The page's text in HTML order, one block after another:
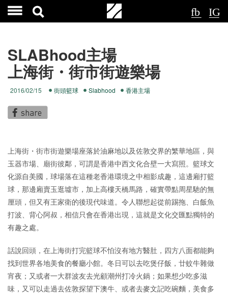
SLABhood主場
上海街・街市街遊樂場
2016/02/15 街頭籃球 Slabhood 香港主場
上海街・街市街遊樂場座落於油麻地以及佐敦交界的繁華地區，與
玉器市場、廟街彼鄰，可謂是香港中西文化合壁一大寫照。籃球文
化源自美國，球場落在這種老香港環境之中相影成趣，這邊廂打籃
球，那邊廂賣玉逛墟市，加上高樓天橋馬路，確實帶點周星馳的無
厘頭，但又有王家衛的後現代味道。令人聯想起從前踢拖、白飯魚
打波、背心阿叔，相信只會在香港出現，這就是文化交匯點獨特的
有趣之處。
話說回頭，在上海街打完籃球不怕沒有地方醫肚，四方八面都能夠
找到世界各地美食的餐廳小館。冬日可以去吃煲仔飯，廿蚊牛雜做
宵夜；又或者一大群波友去光顧潮州打冷火鍋；如果想少吃多滋
味，又可以走過去佐敦探望下澳牛、或者去麥文記吃碗麵，美食多